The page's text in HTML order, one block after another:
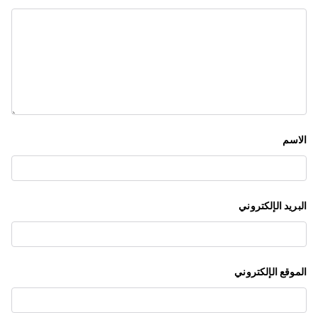
ق
ت
الاسم
البريد الإلكتروني
الموقع الإلكتروني